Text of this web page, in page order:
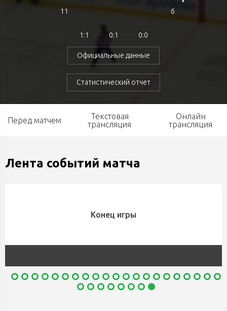
11
1:1 0:1 0:0
Официальные данные
Статистический отчет
6
Перед матчем
Текстовая
трансляция
Онлайн
трансляция
Лента событий матча
Конец игры